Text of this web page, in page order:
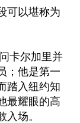
可以堪称为
卡尔加里并
；他是第一
踏入纽约知
最耀眼的高
场。